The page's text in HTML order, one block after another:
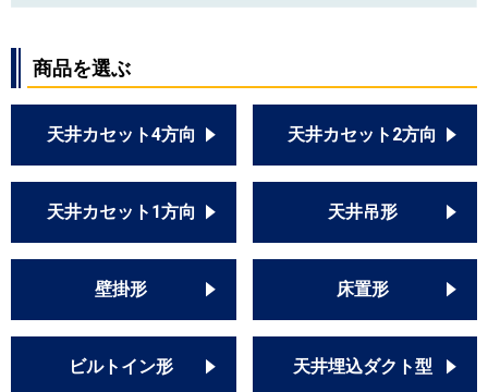
商品を選ぶ
天井カセット4方向 天井カセット2方向
天井カセット1方向 天井吊形
壁掛形 床置形
ビルトイン形 天井埋込ダクト型